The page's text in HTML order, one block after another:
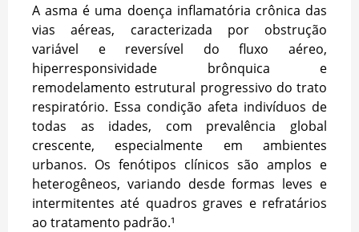
A asma é uma doença inflamatória crônica das
vias aéreas, caracterizada por obstrução
variável e reversível do fluxo aéreo,
hiperresponsividade brônquica e
remodelamento estrutural progressivo do trato
respiratório. Essa condição afeta indivíduos de
todas as idades, com prevalência global
crescente, especialmente em ambientes
urbanos. Os fenótipos clínicos são amplos e
heterogêneos, variando desde formas leves e
intermitentes até quadros graves e refratários
ao tratamento padrão.¹